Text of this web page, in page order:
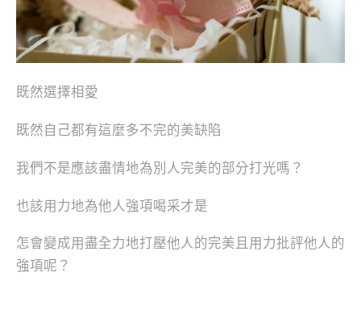
既然選擇相愛
既然自己都有這麼多不完的美缺陷
我們不是應該盡情地為別人完美的部分打光嗎？
也該用力地為他人強項喝采才是
怎會變成用盡全力地打壓他人的完美且用力批評他人的
強項呢？